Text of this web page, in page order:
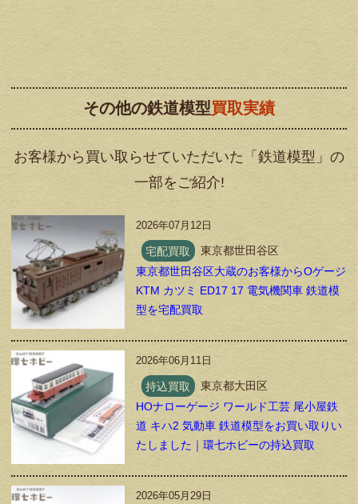
その他の鉄道模型買取実績
お客様から買い取らせていただいた「鉄道模型」の
一部をご紹介!
2026年07月12日
宅配買取
東京都世田谷区
東京都世田谷区大蔵のお客様からOゲージ
KTM カツミ ED17 17 電気機関車 鉄道模
型を宅配買取
2026年06月11日
持込買取
東京都大田区
HOナローゲージ ワールド工芸 尾小屋鉄
道 キハ2 気動車 鉄道模型をお買い取りい
たしました｜環七ホビーの持込買取
2026年05月29日